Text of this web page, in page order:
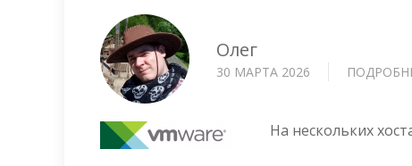
Олег
30 МАРТА 2026
На нескольких